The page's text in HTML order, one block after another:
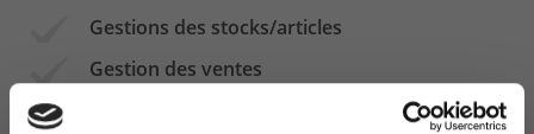
Gestions des stocks/articles
Gestion des ventes